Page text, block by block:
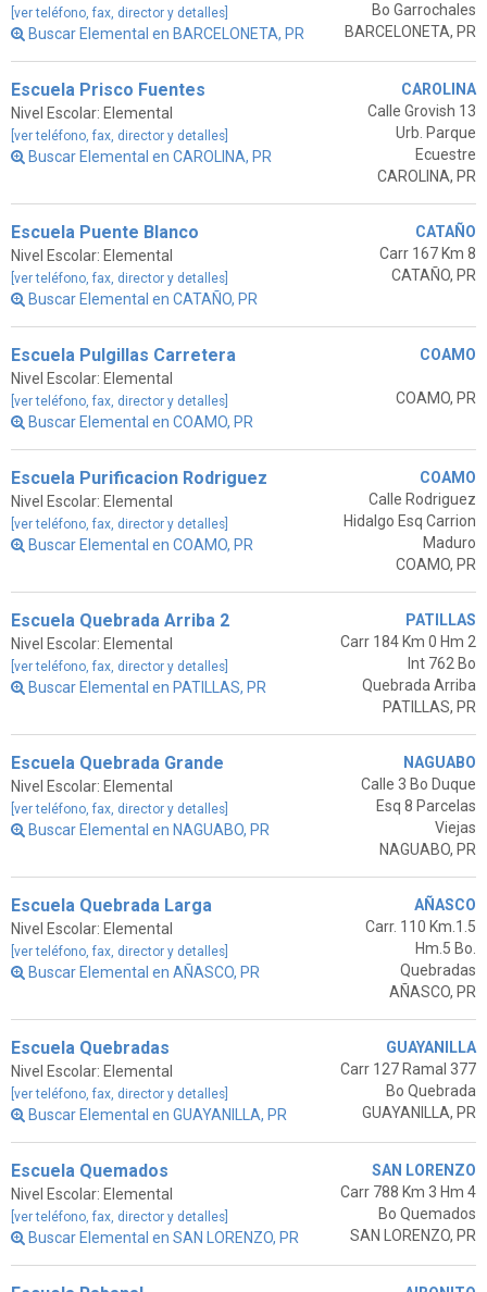
[ver teléfono, fax, director y detalles]
Buscar Elemental en BARCELONETA, PR
Bo Garrochales
BARCELONETA, PR
Escuela Prisco Fuentes
Nivel Escolar: Elemental
[ver teléfono, fax, director y detalles]
Buscar Elemental en CAROLINA, PR
CAROLINA
Calle Grovish 13
Urb. Parque
Ecuestre
CAROLINA, PR
Escuela Puente Blanco
Nivel Escolar: Elemental
[ver teléfono, fax, director y detalles]
Buscar Elemental en CATAÑO, PR
CATAÑO
Carr 167 Km 8
CATAÑO, PR
Escuela Pulgillas Carretera
Nivel Escolar: Elemental
[ver teléfono, fax, director y detalles]
Buscar Elemental en COAMO, PR
COAMO
COAMO, PR
Escuela Purificacion Rodriguez
Nivel Escolar: Elemental
[ver teléfono, fax, director y detalles]
Buscar Elemental en COAMO, PR
COAMO
Calle Rodriguez
Hidalgo Esq Carrion
Maduro
COAMO, PR
Escuela Quebrada Arriba 2
Nivel Escolar: Elemental
[ver teléfono, fax, director y detalles]
Buscar Elemental en PATILLAS, PR
PATILLAS
Carr 184 Km 0 Hm 2
Int 762 Bo
Quebrada Arriba
PATILLAS, PR
Escuela Quebrada Grande
Nivel Escolar: Elemental
[ver teléfono, fax, director y detalles]
Buscar Elemental en NAGUABO, PR
NAGUABO
Calle 3 Bo Duque
Esq 8 Parcelas
Viejas
NAGUABO, PR
Escuela Quebrada Larga
Nivel Escolar: Elemental
[ver teléfono, fax, director y detalles]
Buscar Elemental en AÑASCO, PR
AÑASCO
Carr. 110 Km.1.5
Hm.5 Bo.
Quebradas
AÑASCO, PR
Escuela Quebradas
Nivel Escolar: Elemental
[ver teléfono, fax, director y detalles]
Buscar Elemental en GUAYANILLA, PR
GUAYANILLA
Carr 127 Ramal 377
Bo Quebrada
GUAYANILLA, PR
Escuela Quemados
Nivel Escolar: Elemental
[ver teléfono, fax, director y detalles]
Buscar Elemental en SAN LORENZO, PR
SAN LORENZO
Carr 788 Km 3 Hm 4
Bo Quemados
SAN LORENZO, PR